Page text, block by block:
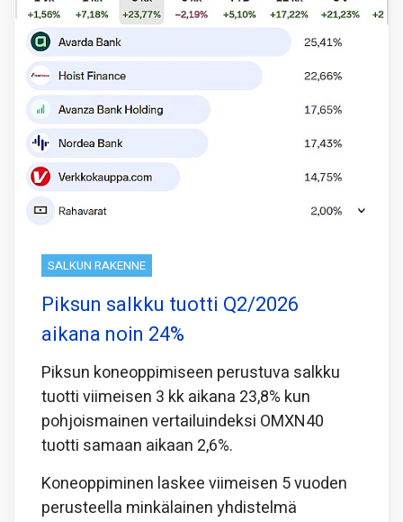
SALKUN RAKENNE
Piksun salkku tuotti Q2/2026
aikana noin 24%
Piksun koneoppimiseen perustuva salkku
tuotti viimeisen 3 kk aikana 23,8% kun
pohjoismainen vertailuindeksi OMXN40
tuotti samaan aikaan 2,6%.
Koneoppiminen laskee viimeisen 5 vuoden
perusteella minkälainen yhdistelmä